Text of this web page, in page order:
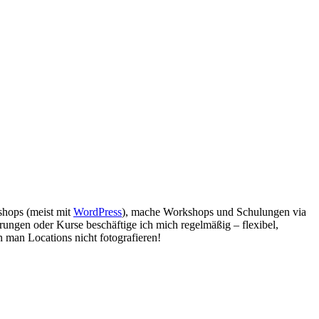
(meist mit WordPress), mache Workshops und Schulungen via
oder Kurse beschäftige ich mich regelmäßig – flexibel,
man Locations nicht fotografieren!